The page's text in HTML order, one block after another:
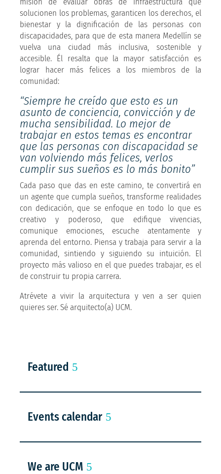
solucionen los problemas, garanticen los derechos, el
bienestar y la dignificación de las personas con
discapacidades, para que de esta manera Medellín se
vuelva una ciudad más inclusiva, sostenible y
accesible. Él resalta que la mayor satisfacción es
lograr hacer más felices a los miembros de la
comunidad:
“Siempre he creído que esto es un
asunto de conciencia, convicción y de
mucha sensibilidad. Lo mejor de
trabajar en estos temas es encontrar
que las personas con discapacidad se
van volviendo más felices, verlos
cumplir sus sueños es lo más bonito”
Cada paso que das en este camino, te convertirá en
un agente que cumpla sueños, transforme realidades
con dedicación, que se enfoque en todo lo que es
creativo y poderoso, que edifique vivencias,
comunique emociones, escuche atentamente y
aprenda del entorno. Piensa y trabaja para servir a la
comunidad, sintiendo y siguiendo su intuición. El
proyecto más valioso en el que puedes trabajar, es el
de construir tu propia carrera.
Atrévete a vivir la arquitectura y ven a ser quien
quieres ser. Sé arquitecto(a) UCM.
Featured
Events calendar
We are UCM